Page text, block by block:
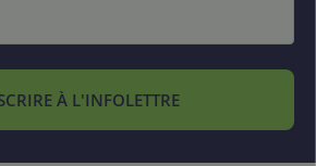
À L'INFOLETTRE